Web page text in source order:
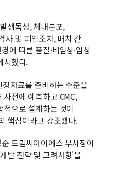
생독성, 체내분포,
사 및 피임조치, 배치 간
에 따른 품질·비임상·임상
시했다.
자료를 준비하는 수준을
사전에 예측하고 CMC,
적으로 설계하는 것이
핵심이라고 강조했다.
드림씨아이에스 부사장이
발 전략 및 고려사항'을